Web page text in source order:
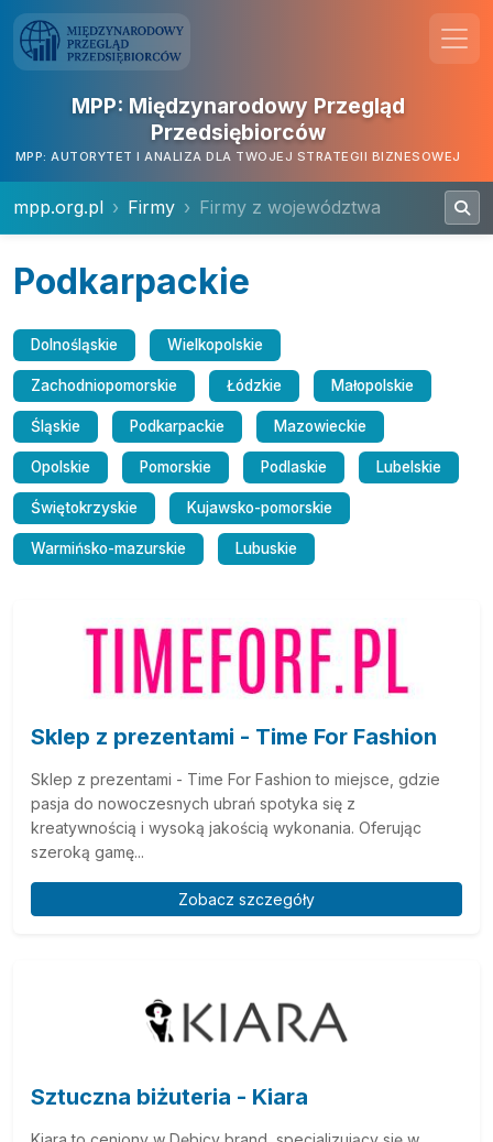
MPP: Międzynarodowy Przegląd
Przedsiębiorców
MPP: AUTORYTET I ANALIZA DLA TWOJEJ STRATEGII BIZNESOWEJ
mpp.org.pl Firmy Firmy z województwa
Podkarpackie
Dolnośląskie Wielkopolskie
Zachodniopomorskie Łódzkie Małopolskie
Śląskie Podkarpackie Mazowieckie
Opolskie Pomorskie Podlaskie Lubelskie
Świętokrzyskie Kujawsko-pomorskie
Warmińsko-mazurskie Lubuskie
Sklep z prezentami - Time For Fashion
Sklep z prezentami - Time For Fashion to miejsce, gdzie
pasja do nowoczesnych ubrań spotyka się z
kreatywnością i wysoką jakością wykonania. Oferując
szeroką gamę...
Zobacz szczegóły
Sztuczna biżuteria - Kiara